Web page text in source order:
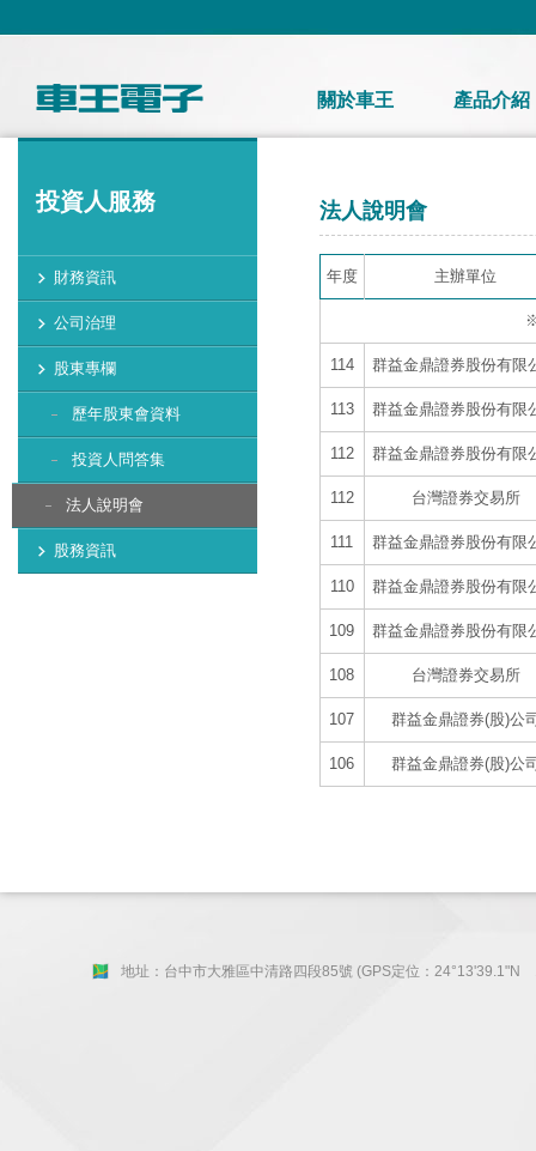
關於車王 產品介紹
投資人服務
財務資訊
公司治理
股東專欄
歷年股東會資料
投資人問答集
法人說明會
股務資訊
法人說明會
年度 主辦單位
114 群益金鼎證券股份有限
113 群益金鼎證券股份有限
112 群益金鼎證券股份有限
112 台灣證券交易所
111 群益金鼎證券股份有限
110 群益金鼎證券股份有限
109 群益金鼎證券股份有限
108 台灣證券交易所
107 群益金鼎證券(股)公
106 群益金鼎證券(股)公
地址：台中市大雅區中清路四段85號 (GPS定位：